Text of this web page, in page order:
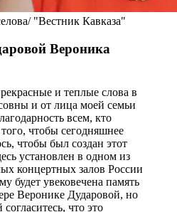
"Вестник Кавказа"
Вероника
и теплые слова в
и от лица моей семьи
всем, кто
чтобы сегодняшнее
чтобы был создан этот
установлен в одном из
концертных залов России
будет увековечена память
Веронике Дударовой, но
что это